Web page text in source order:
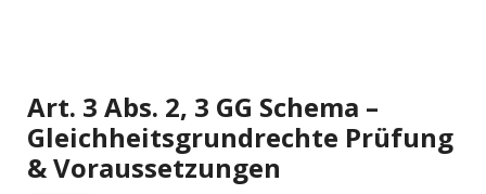
Art. 3 Abs. 2, 3 GG Schema –
Gleichheitsgrundrechte Prüfung
& Voraussetzungen